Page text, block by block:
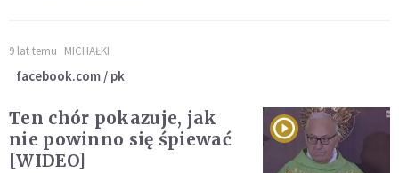
9 lat temu MICHAŁKI
facebook.com / pk
Ten chór pokazuje, jak
nie powinno się śpiewać
[WIDEO]